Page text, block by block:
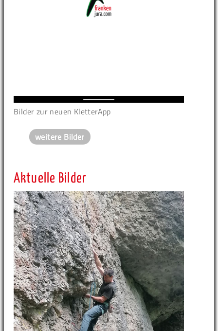
Bilder zur neuen KletterApp
weitere Bilder
Aktuelle Bilder